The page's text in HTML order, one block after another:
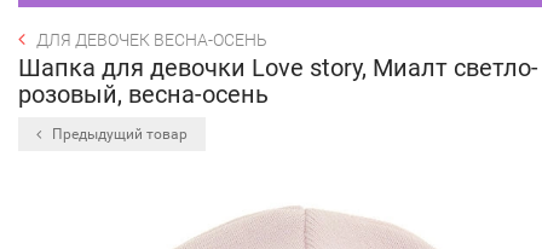
ДЛЯ ДЕВОЧЕК ВЕСНА-ОСЕНЬ
Шапка для девочки Love story, Миалт светло-
розовый, весна-осень
Предыдущий товар